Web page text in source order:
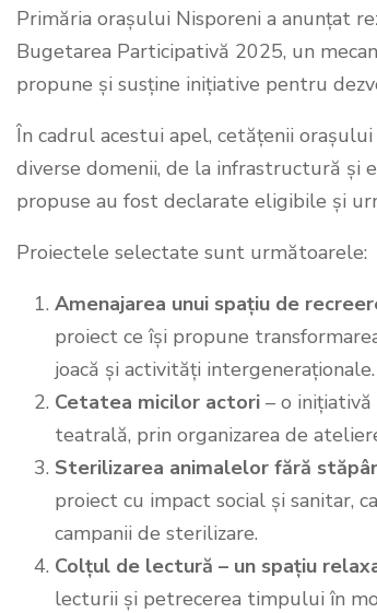
Primăria orașului Nisporeni a anunțat
Bugetarea Participativă 2025, un
propune și susține inițiative pentru
În cadrul acestui apel, cetățenii
diverse domenii, de la infrastructură și
propuse au fost declarate eligibile și
Proiectele selectate sunt următoarele:
Amenajarea unui spațiu de
proiect ce își propune
joacă și activități intergeneraționale.
Cetatea micilor actori – o
teatrală, prin organizarea de
Sterilizarea animalelor fără
proiect cu impact social și sanitar,
campanii de sterilizare.
Colțul de lectură – un spațiu
lecturii și petrecerea timpului în